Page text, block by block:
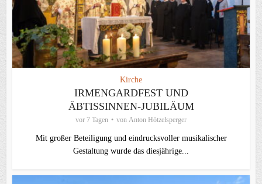
Kirche
IRMENGARDFEST UND
ÄBTISSINNEN-JUBILÄUM
vor 7 Tagen von Anton Hötzelsperger
Mit großer Beteiligung und eindrucksvoller musikalischer
Gestaltung wurde das diesjährige...